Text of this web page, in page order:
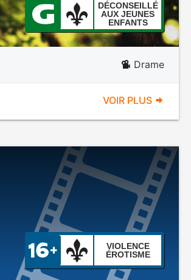
DÉCONSEILLÉ
AUX JEUNES
ENFANTS
Drame
VOIR PLUS
VIOLENCE
ÉROTISME